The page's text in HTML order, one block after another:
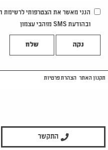
הנני מאשר את הצטרפותי
ובהודעת SMS מזהבי עצמון
נקה
התקשר
תקנון האתר הצהרת פרטיות